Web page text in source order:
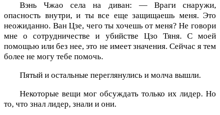
Вэнь Чжао села на диван: — Враги снаружи,
опасность внутри, и ты все еще защищаешь меня. Это
неожиданно. Ван Цзе, чего ты хочешь от меня? Не говори
мне о сотрудничестве и убийстве Цзо Тяня. С моей
помощью или без нее, это не имеет значения. Сейчас я тем
более не могу тебе помочь.
Пятый и остальные переглянулись и молча вышли.
Некоторые вещи мог обсуждать только их лидер. Но
то, что знал лидер, знали и они.